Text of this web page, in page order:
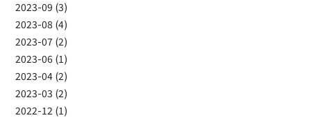
2023-09 (3)
2023-08 (4)
2023-07 (2)
2023-06 (1)
2023-04 (2)
2023-03 (2)
2022-12 (1)